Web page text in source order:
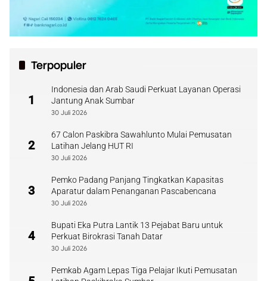
Terpopuler
1
Indonesia dan Arab Saudi Perkuat Layanan Operasi
Jantung Anak Sumbar
30 Juli 2026
2
67 Calon Paskibra Sawahlunto Mulai Pemusatan
Latihan Jelang HUT RI
30 Juli 2026
3
Pemko Padang Panjang Tingkatkan Kapasitas
Aparatur dalam Penanganan Pascabencana
30 Juli 2026
4
Bupati Eka Putra Lantik 13 Pejabat Baru untuk
Perkuat Birokrasi Tanah Datar
30 Juli 2026
Pemkab Agam Lepas Tiga Pelajar Ikuti Pemusatan